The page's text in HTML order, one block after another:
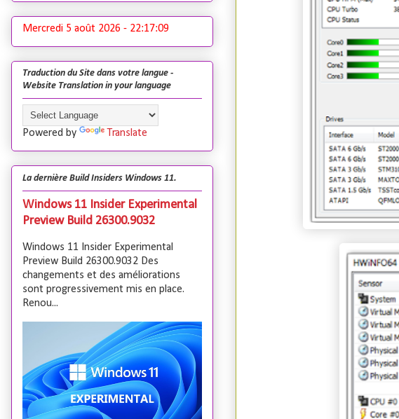
Mercredi 5 août 2026 - 22:17:10
Traduction du Site dans votre langue -
Website Translation in your language
Powered by Translate
La dernière Build Insiders Windows 11.
Windows 11 Insider Experimental
Preview Build 26300.9032
Windows 11 Insider Experimental
Preview Build 26300.9032 Des
changements et des améliorations
sont progressivement mis en place.
Renou...